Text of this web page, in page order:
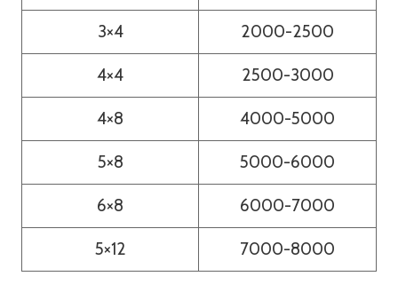
3×4 2000-2500
4×4 2500-3000
4×8 4000-5000
5×8 5000-6000
6×8 6000-7000
5×12 7000-8000